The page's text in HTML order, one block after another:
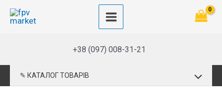
Перейти
Main
Menu
+38 (097) 008-31-21
✎ КАТАЛОГ ТОВАРІВ